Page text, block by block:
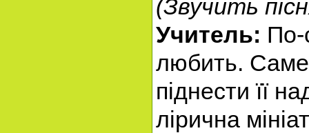
(Звучить
Учитель: По-
любить.
піднести її
лірична